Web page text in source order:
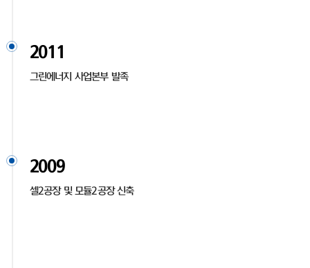
2011
그린에너지 사업본부 발족
2009
셀2공장 및 모듈2공장 신축